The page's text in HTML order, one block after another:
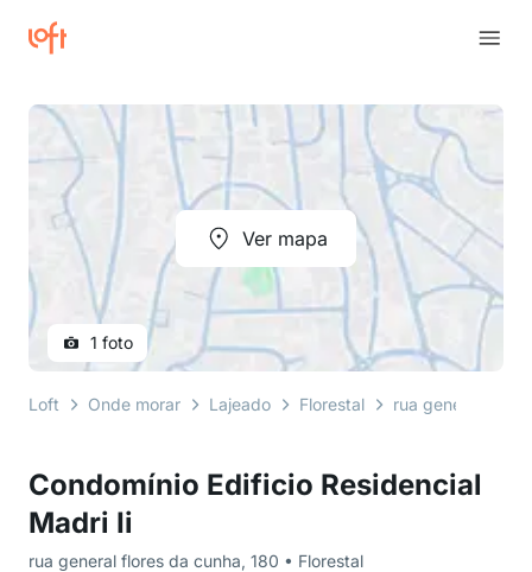
Condomínio Edificio Residencial
Madri Ii
rua general flores da cunha, 180 • Florestal
Ver mapa
1 foto
Loft Onde morar Lajeado Florestal rua general